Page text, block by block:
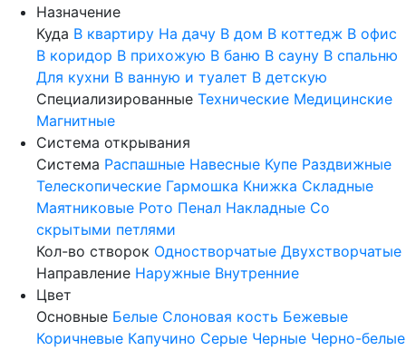
Назначение
Куда В квартиру На дачу В дом В коттедж В офис
В коридор В прихожую В баню В сауну В спальню
Для кухни В ванную и туалет В детскую
Специализированные Технические Медицинские
Магнитные
Система открывания
Система Распашные Навесные Купе Раздвижные
Телескопические Гармошка Книжка Складные
Маятниковые Рото Пенал Накладные Со
скрытыми петлями
Кол-во створок Одностворчатые Двухстворчатые
Направление Наружные Внутренние
Цвет
Основные Белые Слоновая кость Бежевые
Коричневые Капучино Серые Черные Черно-белые